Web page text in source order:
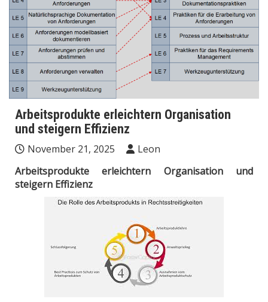
Arbeitsprodukte erleichtern Organisation
und steigern Effizienz
November 21, 2025
Leon
Arbeitsprodukte erleichtern Organisation und
steigern Effizienz